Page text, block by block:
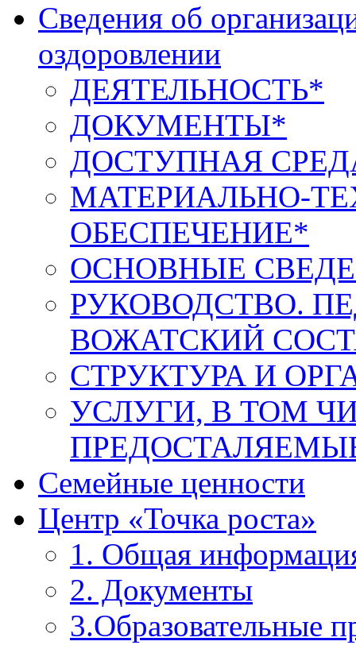
Сведения об
оздоровлении
ДЕЯТЕЛЬНОСТЬ*
ДОКУМЕНТЫ*
ДОСТУПНАЯ
МАТЕРИАЛЬНО-
ОБЕСПЕЧЕНИЕ*
ОСНОВНЫЕ
РУКОВОДСТВО.
ВОЖАТСКИЙ
СТРУКТУРА И
УСЛУГИ, В ТОМ
Семейные ценности
Центр «Точка роста»
1. Общая
2. Документы
3.Образовательные